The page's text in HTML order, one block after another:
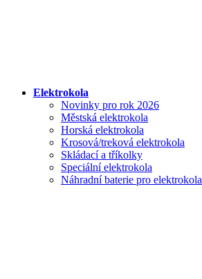
Elektrokola
Novinky pro rok 2026
Městská elektrokola
Horská elektrokola
Krosová/treková elektrokola
Skládací a tříkolky
Speciální elektrokola
Náhradní baterie pro elektrokola